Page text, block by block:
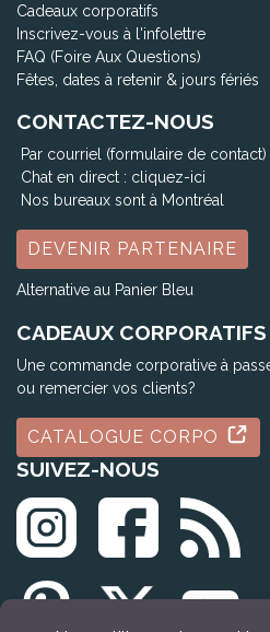
Cadeaux corporatifs
Inscrivez-vous à l'infolettre
FAQ (Foire Aux Questions)
Fêtes, dates à retenir & jours fériés
CONTACTEZ-NOUS
Par courriel (formulaire de contact)
Chat en direct : cliquez-ici
Nos bureaux sont à Montréal
DEVENIR PARTENAIRE
Alternative au Panier Bleu
CADEAUX CORPORATIFS
Une commande corporative à
ou remercier vos clients?
CATALOGUE CORPO
SUIVEZ-NOUS